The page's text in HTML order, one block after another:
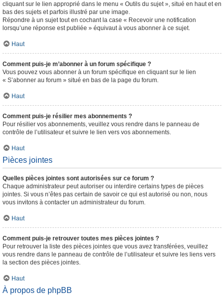
cliquant sur le lien approprié dans le menu « Outils du sujet », situé en haut et en
bas des sujets et parfois illustré par une image.
Répondre à un sujet tout en cochant la case « Recevoir une notification
lorsqu’une réponse est publiée » équivaut à vous abonner à ce sujet.
Haut
Comment puis-je m’abonner à un forum spécifique ?
Vous pouvez vous abonner à un forum spécifique en cliquant sur le lien
« S’abonner au forum » situé en bas de la page du forum.
Haut
Comment puis-je résilier mes abonnements ?
Pour résilier vos abonnements, veuillez vous rendre dans le panneau de
contrôle de l’utilisateur et suivre le lien vers vos abonnements.
Haut
Pièces jointes
Quelles pièces jointes sont autorisées sur ce forum ?
Chaque administrateur peut autoriser ou interdire certains types de pièces
jointes. Si vous n’êtes pas certain de savoir ce qui est autorisé ou non, nous
vous invitons à contacter un administrateur du forum.
Haut
Comment puis-je retrouver toutes mes pièces jointes ?
Pour retrouver la liste des pièces jointes que vous avez transférées, veuillez
vous rendre dans le panneau de contrôle de l’utilisateur et suivre les liens vers
la section des pièces jointes.
Haut
À propos de phpBB